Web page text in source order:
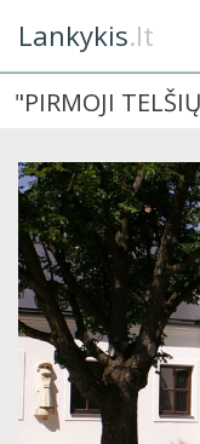
Lankykis.lt
"PIRMOJI